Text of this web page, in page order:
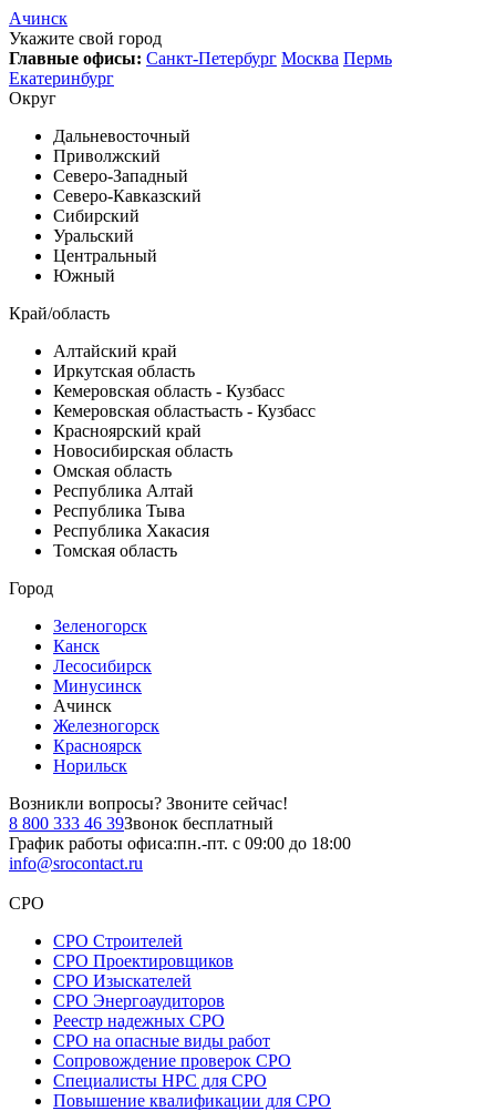
Ачинск
Укажите свой город
Главные офисы: Санкт-Петербург Москва Пермь
Екатеринбург
Округ
Дальневосточный
Приволжский
Северо-Западный
Северо-Кавказский
Сибирский
Уральский
Центральный
Южный
Край/область
Алтайский край
Иркутская область
Кемеровская область - Кузбасс
Кемеровская областьасть - Кузбасс
Красноярский край
Новосибирская область
Омская область
Республика Алтай
Республика Тыва
Республика Хакасия
Томская область
Город
Зеленогорск
Канск
Лесосибирск
Минусинск
Ачинск
Железногорск
Красноярск
Норильск
Возникли вопросы? Звоните сейчас!
8 800 333 46 39Звонок бесплатный
График работы офиса:пн.-пт. с 09:00 до 18:00
info@srocontact.ru
СРО
СРО Строителей
СРО Проектировщиков
СРО Изыскателей
СРО Энергоаудиторов
Реестр надежных СРО
СРО на опасные виды работ
Сопровождение проверок СРО
Специалисты НРС для СРО
Повышение квалификации для СРО